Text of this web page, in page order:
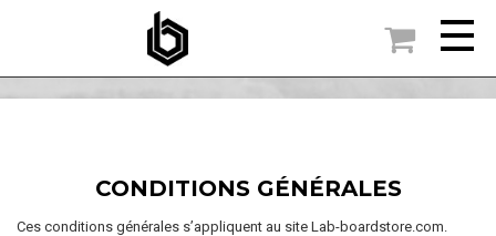
ACCUEIL
CONDITIONS GÉNÉRALES
Ces conditions générales s’appliquent au site Lab-boardstore.com.
